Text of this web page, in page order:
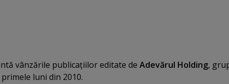
vânzările publicaţiilor editate de Adevărul Holding,
luni din 2010.